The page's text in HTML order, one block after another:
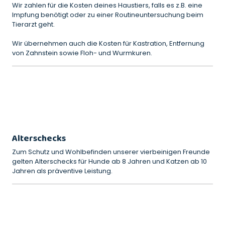
Wir zahlen für die Kosten deines Haustiers, falls es z.B. eine
Impfung benötigt oder zu einer Routineuntersuchung beim
Tierarzt geht.
Wir übernehmen auch die Kosten für Kastration, Entfernung
von Zahnstein sowie Floh- und Wurmkuren.
Alterschecks
Zum Schutz und Wohlbefinden unserer vierbeinigen Freunde
gelten Alterschecks für Hunde ab 8 Jahren und Katzen ab 10
Jahren als präventive Leistung.